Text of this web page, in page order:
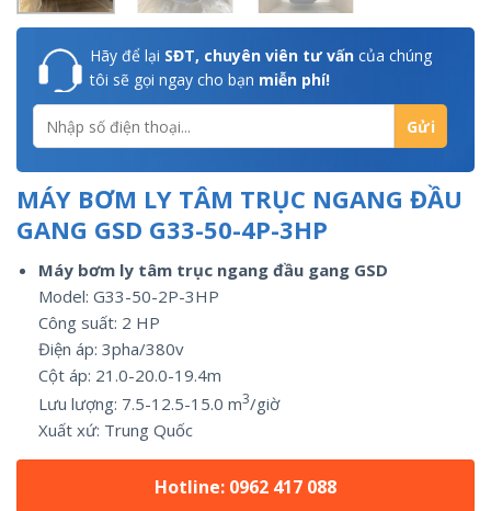
Hãy để lại SĐT, chuyên viên tư vấn của chúng
tôi sẽ gọi ngay cho bạn miễn phí!
MÁY BƠM LY TÂM TRỤC NGANG ĐẦU
GANG GSD G33-50-4P-3HP
Máy bơm ly tâm trục ngang đầu gang GSD
Model: G33-50-2P-3HP
Công suất: 2 HP
Điện áp: 3pha/380v
Cột áp: 21.0-20.0-19.4m
Lưu lượng: 7.5-12.5-15.0 m3/giờ
Xuất xứ: Trung Quốc
Hotline: 0962 417 088